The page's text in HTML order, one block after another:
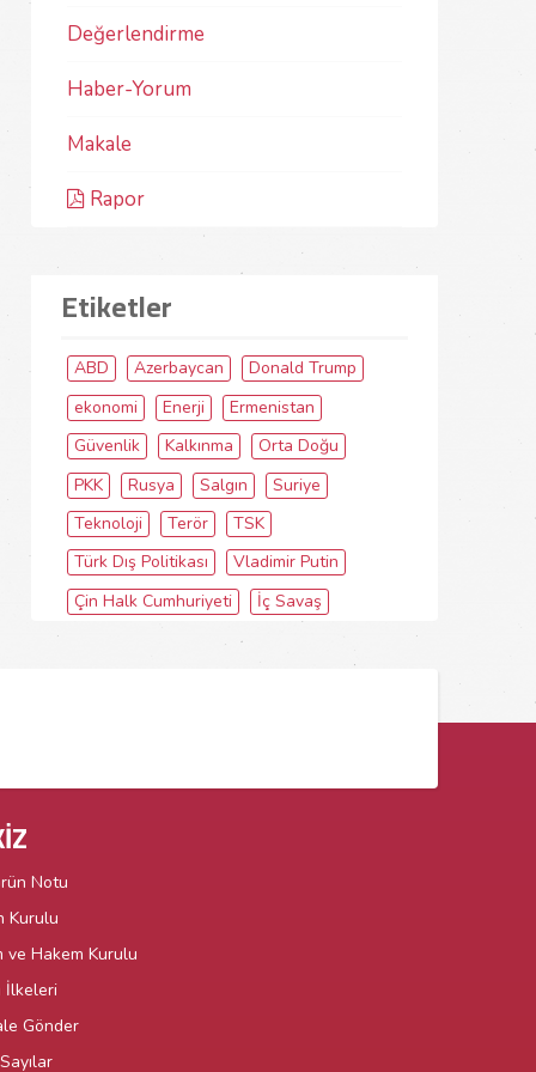
Değerlendirme
Haber-Yorum
Makale
Rapor
Etiketler
ABD Azerbaycan
Donald Trump
ekonomi
Enerji
Ermenistan
Güvenlik
Kalkınma
Orta Doğu
PKK
Rusya Salgın
Suriye
Teknoloji
Terör
TSK
Türk Dış Politikası
Vladimir Putin
Çin Halk Cumhuriyeti
İç Savaş
Notu
Kurulu
ve Hakem Kurulu
İlkeleri
Gönder